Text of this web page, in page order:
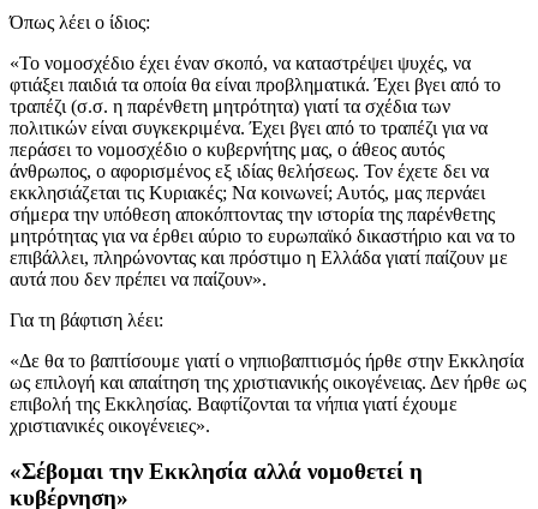
Όπως λέει ο ίδιος:
«Το νομοσχέδιο έχει έναν σκοπό, να καταστρέψει ψυχές, να
φτιάξει παιδιά τα οποία θα είναι προβληματικά. Έχει βγει από το
τραπέζι (σ.σ. η παρένθετη μητρότητα) γιατί τα σχέδια των
πολιτικών είναι συγκεκριμένα. Έχει βγει από το τραπέζι για να
περάσει το νομοσχέδιο ο κυβερνήτης μας, ο άθεος αυτός
άνθρωπος, ο αφορισμένος εξ ιδίας θελήσεως. Τον έχετε δει να
εκκλησιάζεται τις Κυριακές; Να κοινωνεί; Αυτός, μας περνάει
σήμερα την υπόθεση αποκόπτοντας την ιστορία της παρένθετης
μητρότητας για να έρθει αύριο το ευρωπαϊκό δικαστήριο και να το
επιβάλλει, πληρώνοντας και πρόστιμο η Ελλάδα γιατί παίζουν με
αυτά που δεν πρέπει να παίζουν».
Για τη βάφτιση λέει:
«Δε θα το βαπτίσουμε γιατί ο νηπιοβαπτισμός ήρθε στην Εκκλησία
ως επιλογή και απαίτηση της χριστιανικής οικογένειας. Δεν ήρθε ως
επιβολή της Εκκλησίας. Βαφτίζονται τα νήπια γιατί έχουμε
χριστιανικές οικογένειες».
«Σέβομαι την Εκκλησία αλλά νομοθετεί η
κυβέρνηση»